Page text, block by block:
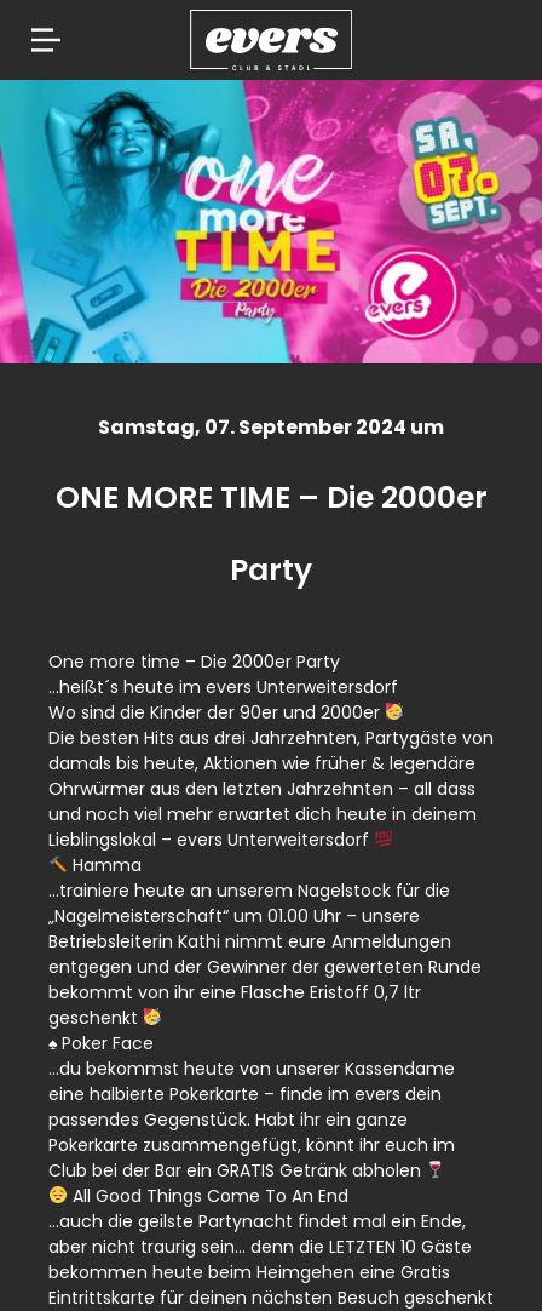
Inhalt
Samstag, 07. September 2024 um
ONE MORE TIME – Die 2000er
Party
One more time – Die 2000er Party
…heißt´s heute im evers Unterweitersdorf
Wo sind die Kinder der 90er und 2000er
Die besten Hits aus drei Jahrzehnten, Partygäste von
damals bis heute, Aktionen wie früher & legendäre
Ohrwürmer aus den letzten Jahrzehnten – all dass
und noch viel mehr erwartet dich heute in deinem
Lieblingslokal – evers Unterweitersdorf
Hamma
…trainiere heute an unserem Nagelstock für die
„Nagelmeisterschaft“ um 01.00 Uhr – unsere
Betriebsleiterin Kathi nimmt eure Anmeldungen
entgegen und der Gewinner der gewerteten Runde
bekommt von ihr eine Flasche Eristoff 0,7 ltr
geschenkt
♠️ Poker Face
…du bekommst heute von unserer Kassendame
eine halbierte Pokerkarte – finde im evers dein
passendes Gegenstück. Habt ihr ein ganze
Pokerkarte zusammengefügt, könnt ihr euch im
Club bei der Bar ein GRATIS Getränk abholen
All Good Things Come To An End
…auch die geilste Partynacht findet mal ein Ende,
aber nicht traurig sein… denn die LETZTEN 10 Gäste
bekommen heute beim Heimgehen eine Gratis
Eintrittskarte für deinen nächsten Besuch geschenkt